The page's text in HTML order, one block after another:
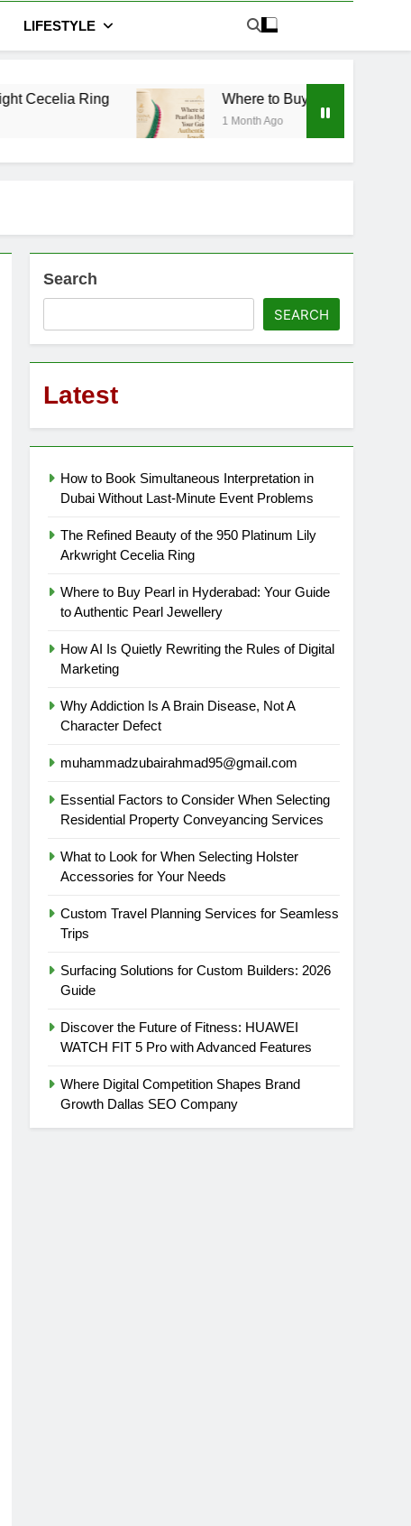
LIFESTYLE
Where to Buy Pearl in Hyderabad: Your
1 Month Ago
Search
SEARCH
Latest
How to Book Simultaneous Interpretation in
Dubai Without Last-Minute Event Problems
The Refined Beauty of the 950 Platinum Lily
Arkwright Cecelia Ring
Where to Buy Pearl in Hyderabad: Your Guide
to Authentic Pearl Jewellery
How AI Is Quietly Rewriting the Rules of Digital
Marketing
Why Addiction Is A Brain Disease, Not A
Character Defect
muhammadzubairahmad95@gmail.com
Essential Factors to Consider When Selecting
Residential Property Conveyancing Services
What to Look for When Selecting Holster
Accessories for Your Needs
Custom Travel Planning Services for Seamless
Trips
Surfacing Solutions for Custom Builders: 2026
Guide
Discover the Future of Fitness: HUAWEI
WATCH FIT 5 Pro with Advanced Features
Where Digital Competition Shapes Brand
Growth Dallas SEO Company